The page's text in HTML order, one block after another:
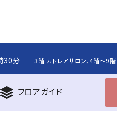
30分 3階 カトレアサロン、4階～9階
フロアガイド